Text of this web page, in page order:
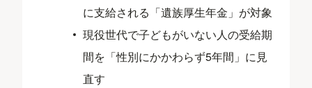
に支給される「遺族厚生年金」が対象
現役世代で子どもがいない人の受給期
間を「性別にかかわらず5年間」に見
直す